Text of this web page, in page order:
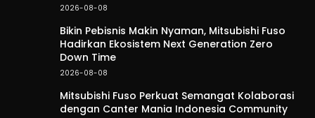
2026-08-08
Bikin Pebisnis Makin Nyaman, Mitsubishi Fuso
Hadirkan Ekosistem Next Generation Zero
Down Time
2026-08-08
Mitsubishi Fuso Perkuat Semangat Kolaborasi
dengan Canter Mania Indonesia Community